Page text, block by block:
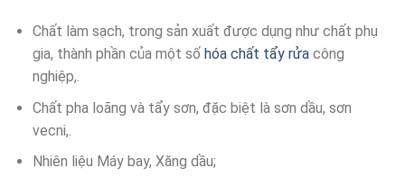
Chất làm sạch, trong sản xuất được dụng như chất phụ
gia, thành phần của một số hóa chất tẩy rửacông
nghiệp,.
Chất pha loãng và tẩy sơn, đặc biệt là sơn dầu, sơn
vecni,.
Nhiên liệu Máy bay, Xăng dầu;